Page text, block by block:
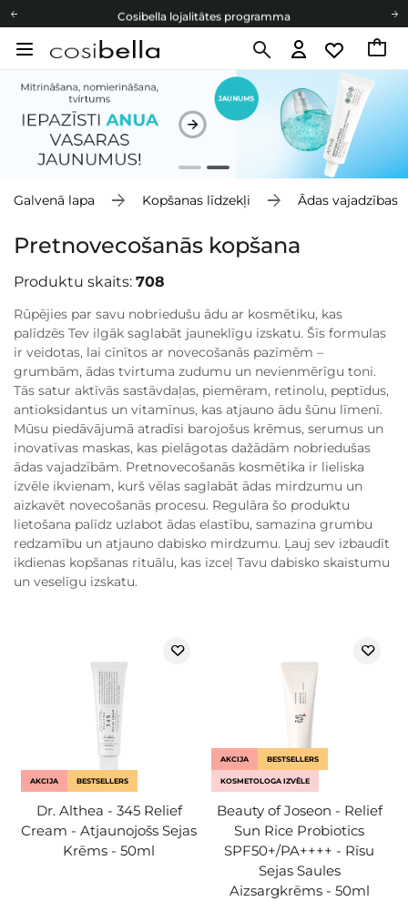
Cosibella lojalitātes programma
Bezmaskas piegāde no 49,00 €
Cosibella lojalitātes programma
Bezmaskas piegāde no 49,00 €
Galvenā lapa Kopšanas līdzekļi Ādas vajadzības
Pretnovecošanās kopšana
Produktu skaits: 708
Rūpējies par savu nobriedušu ādu ar kosmētiku, kas
palīdzēs Tev ilgāk saglabāt jauneklīgu izskatu. Šīs formulas
ir veidotas, lai cīnītos ar novecošanās pazīmēm –
grumbām, ādas tvirtuma zudumu un nevienmērīgu toni.
Tās satur aktīvās sastāvdaļas, piemēram, retinolu, peptīdus,
antioksidantus un vitamīnus, kas atjauno ādu šūnu līmenī.
Mūsu piedāvājumā atradīsi barojošus krēmus, serumus un
inovatīvas maskas, kas pielāgotas dažādām nobriedušas
ādas vajadzībām. Pretnovecošanās kosmētika ir lieliska
izvēle ikvienam, kurš vēlas saglabāt ādas mirdzumu un
aizkavēt novecošanās procesu. Regulāra šo produktu
lietošana palīdz uzlabot ādas elastību, samazina grumbu
redzamību un atjauno dabisko mirdzumu. Ļauj sev izbaudīt
ikdienas kopšanas rituālu, kas izceļ Tavu dabisko skaistumu
un veselīgu izskatu.
AKCIJA BESTSELLERS
Dr. Althea - 345 Relief
Cream - Atjaunojošs Sejas
Krēms - 50ml
AKCIJA BESTSELLERS
KOSMETOLOGA IZVĒLE
Beauty of Joseon - Relief
Sun Rice Probiotics
SPF50+/PA++++ - Rīsu
Sejas Saules
Aizsargkrēms - 50ml